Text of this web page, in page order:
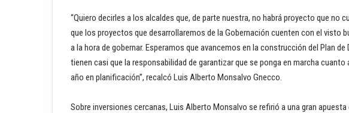
“Quiero decirles a los alcaldes que, de parte nuestra, no habrá proyecto que no
que los proyectos que desarrollaremos de la Gobernación cuenten con el visto
a la hora de gobernar. Esperamos que avancemos en la construcción del Plan
tienen casi que la responsabilidad de garantizar que se ponga en marcha
año en planificación”, recalcó Luis Alberto Monsalvo Gnecco.
Sobre inversiones cercanas, Luis Alberto Monsalvo se refirió a una gran